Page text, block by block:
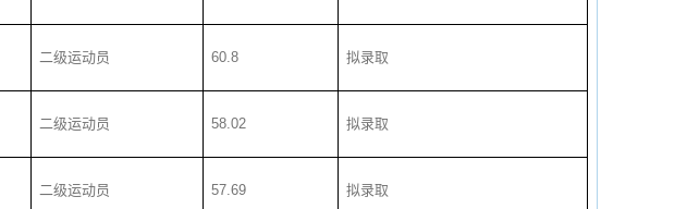
二级运动员 60.8 拟录取
二级运动员 58.02 拟录取
二级运动员 57.69 拟录取